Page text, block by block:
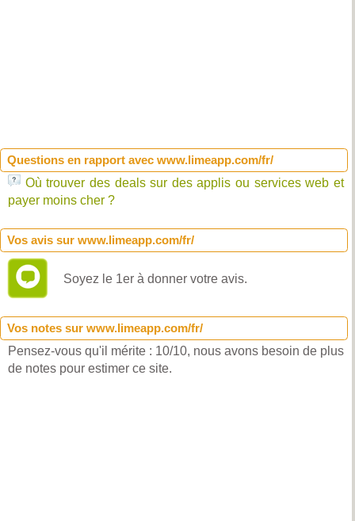
Questions en rapport avec www.limeapp.com/fr/
Où trouver des deals sur des applis ou services web et
payer moins cher ?
Vos avis sur www.limeapp.com/fr/
Soyez le 1er à donner votre avis.
Vos notes sur www.limeapp.com/fr/
Pensez-vous qu'il mérite : 10/10, nous avons besoin de plus
de notes pour estimer ce site.